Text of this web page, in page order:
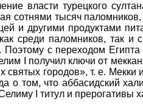
власти турецкого
сотнями тысяч
и другими продуктами
среди паломников, так и
с переходом
I получил ключи от
святых городов», т. е.
о том, что аббасидский
I титул и прерогативы